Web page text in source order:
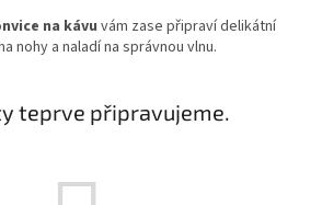
na kávu vám zase připraví delikátní
nohy a naladí na správnou vlnu.
teprve připravujeme.